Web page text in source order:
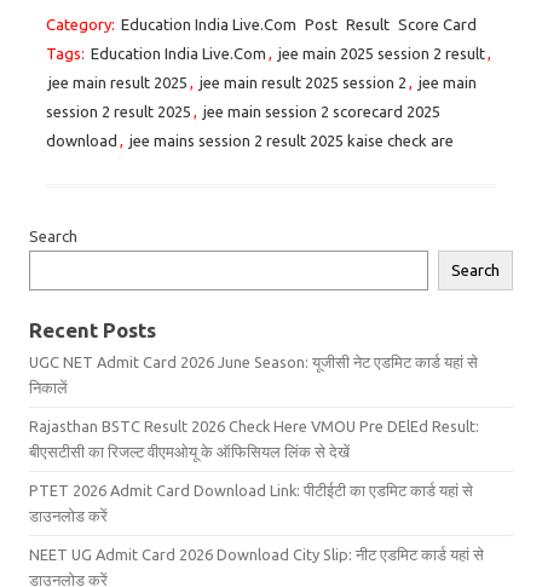
Category: Education India Live.Com Post Result Score Card
Tags: Education India Live.Com , jee main 2025 session 2 result,
jee main result 2025 , jee main result 2025 session 2 , jee main
session 2 result 2025 , jee main session 2 scorecard 2025
download , jee mains session 2 result 2025 kaise check are
Search
Search
Recent Posts
UGC NET Admit Card 2026 June Season: यूजीसी नेट एडमिट कार्ड यहां से
निकालें
Rajasthan BSTC Result 2026 Check Here VMOU Pre DElEd Result:
बीएसटीसी का रिजल्ट वीएमओयू के ऑफिसियल लिंक से देखें
PTET 2026 Admit Card Download Link: पीटीईटी का एडमिट कार्ड यहां से
डाउनलोड करें
NEET UG Admit Card 2026 Download City Slip: नीट एडमिट कार्ड यहां से
डाउनलोड करें